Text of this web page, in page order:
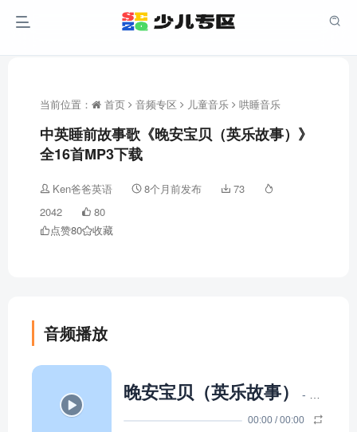
当前位置： 首页 音频专区 儿童音乐 哄睡音乐
中英睡前故事歌《晚安宝贝（英乐故事）》
全16首MP3下载
Ken爸爸英语 8个月前发布
73
2042
80
点赞80 收藏
音频播放
晚安宝贝（英乐故事） - Ken爸爸英语
00:00 /00:00